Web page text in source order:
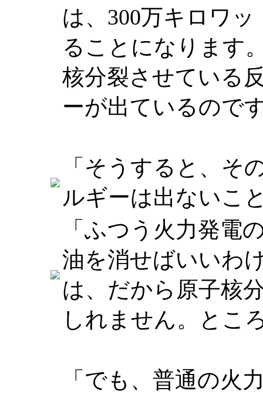
は、300万キロワ
ることになります
核分裂させている
ーが出ているので
「そうすると、そ
ルギーは出ないこ
「ふつう火力発電
油を消せばいいわ
は、だから原子核
しれません。とこ
「でも、普通の火